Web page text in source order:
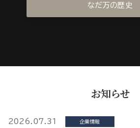
なだ万の歴史
お知らせ
2026.07.31 企業情報